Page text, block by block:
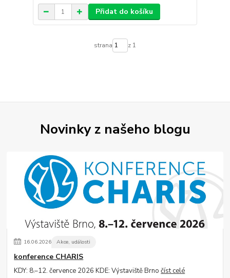
Přidat do košíku
strana z 1
Novinky z našeho blogu
16.06.2026 Akce, události
konference CHARIS
KDY: 8.–12. července 2026 KDE: Výstaviště Brnočíst celé